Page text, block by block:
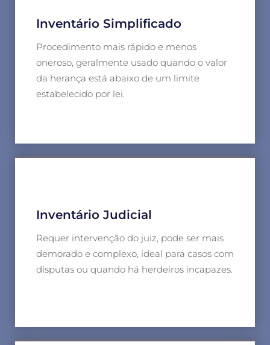
Inventário Simplificado
Procedimento mais rápido e menos
oneroso, geralmente usado quando o valor
da herança está abaixo de um limite
estabelecido por lei.
Inventário Judicial
Requer intervenção do juiz, pode ser mais
demorado e complexo, ideal para casos com
disputas ou quando há herdeiros incapazes.